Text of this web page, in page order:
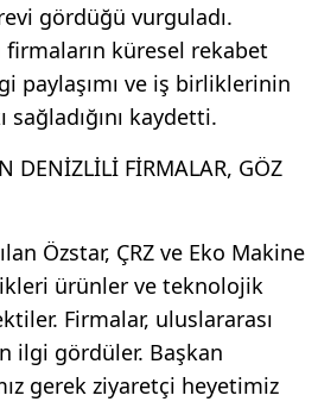
gördüğü vurguladı.
firmaların küresel rekabet
paylaşımı ve iş birliklerinin
kaydetti.
DENİZLİLİ FİRMALAR, GÖZ
Özstar, ÇRZ ve Eko Makine
ürünler ve teknolojik
Firmalar, uluslararası
ilgi gördüler. Başkan
gerek ziyaretçi heyetimiz